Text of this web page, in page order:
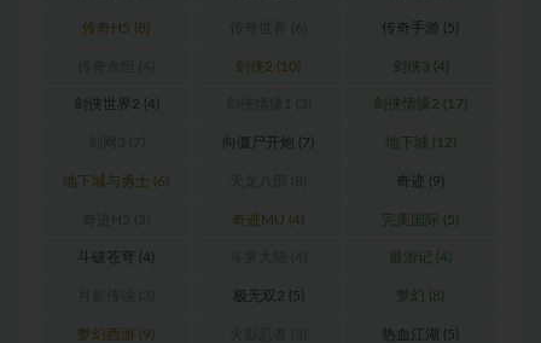
传奇H5 (8) 传奇手游 (5)
剑侠2 (10) 剑侠3 (4)
剑侠世界2 (4) 剑侠情缘2 (17)
向僵尸开炮 (7) 地下城 (12)
地下城与勇士 (6) 奇迹 (9)
奇迹MU (4) 完美国际 (5)
斗破苍穹 (4) 最游记 (4)
极无双2 (5) 梦幻 (8)
梦幻西游 (9) 热血江湖 (5)